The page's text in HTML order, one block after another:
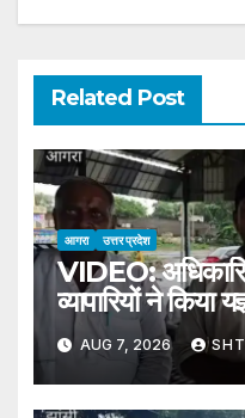
Related Post
आगरा उत्तर प्रदेश
VIDEO:
व्यापारियों ने किया
AUG 7, 2026